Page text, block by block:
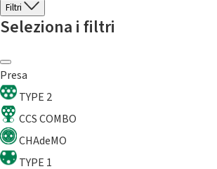
Filtri
Seleziona i filtri
Presa
TYPE 2
CCS COMBO
CHAdeMO
TYPE 1